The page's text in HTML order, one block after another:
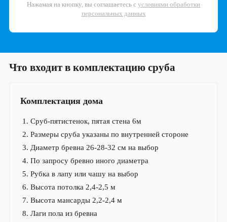
Нажамая на кнопку, вы соглашаетесь с условиями обработки
персональных данных
Что входит в комплектацию сруба
Комплектация дома
Сруб-пятистенок, пятая стена 6м
Размеры сруба указаны по внутренней стороне
Диаметр бревна 26-28-32 см на выбор
По запросу бревно иного диаметра
Рубка в лапу или чашу на выбор
Высота потолка 2,4-2,5 м
Высота мансарды 2,2-2,4 м
Лаги пола из бревна